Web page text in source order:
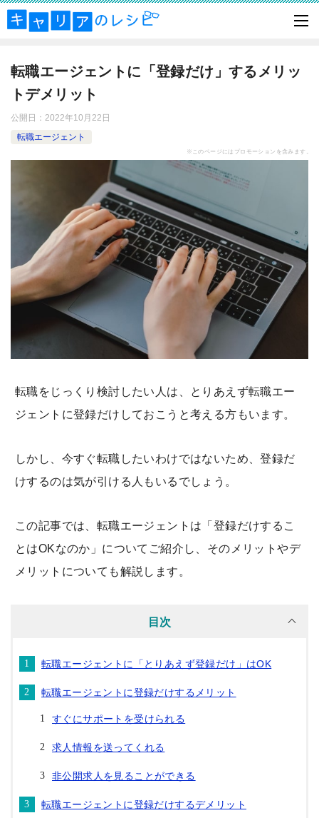
転職エージェントに「登録だけ」するメリッ
トデメリット
公開日： 2022年10月22日
転職エージェント
※このページにはプロモーションを含みます。
転職をじっくり検討したい人は、とりあえず転職エー
ジェントに登録だけしておこうと考える方もいます。
しかし、今すぐ転職したいわけではないため、登録だ
けするのは気が引ける人もいるでしょう。
この記事では、転職エージェントは「登録だけするこ
とはOKなのか」についてご紹介し、そのメリットやデ
メリットについても解説します。
目次
転職エージェントに「とりあえず登録だけ」はOK
転職エージェントに登録だけするメリット
すぐにサポートを受けられる
求人情報を送ってくれる
非公開求人を見ることができる
転職エージェントに登録だけするデメリット